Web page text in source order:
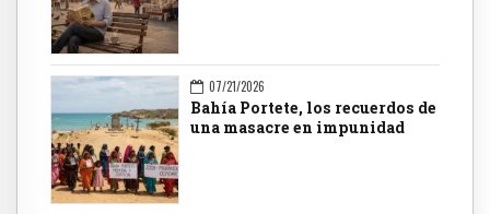
07/21/2026
Bahía Portete, los recuerdos de
una masacre en impunidad